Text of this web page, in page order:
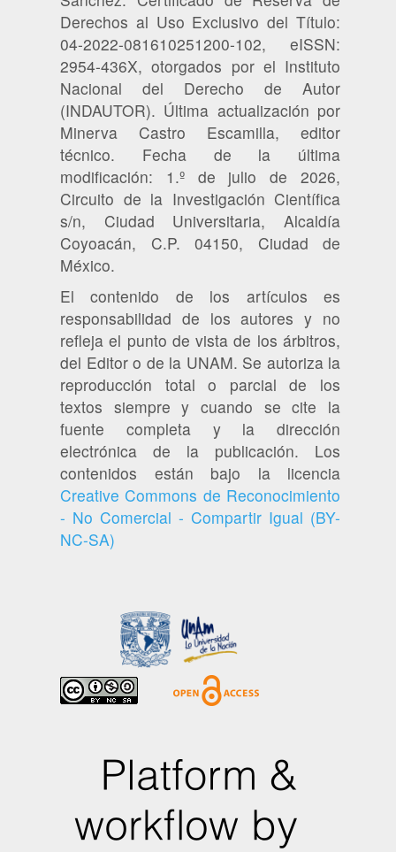
Derechos al Uso Exclusivo del Título:
04-2022-081610251200-102, eISSN:
2954-436X, otorgados por el Instituto
Nacional del Derecho de Autor
(INDAUTOR). Última actualización por
Minerva Castro Escamilla, editor
técnico. Fecha de la última
modificación: 1.º de julio de 2026,
Circuito de la Investigación Científica
s/n, Ciudad Universitaria, Alcaldía
Coyoacán, C.P. 04150, Ciudad de
México.
El contenido de los artículos es
responsabilidad de los autores y no
refleja el punto de vista de los árbitros,
del Editor o de la UNAM. Se autoriza la
reproducción total o parcial de los
textos siempre y cuando se cite la
fuente completa y la dirección
electrónica de la publicación. Los
contenidos están bajo la licencia
Creative Commons de Reconocimiento
- No Comercial - Compartir Igual (BY-
NC-SA)